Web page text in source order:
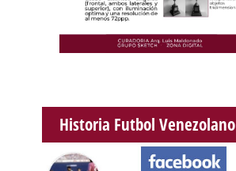
Historia Futbol Venezolano